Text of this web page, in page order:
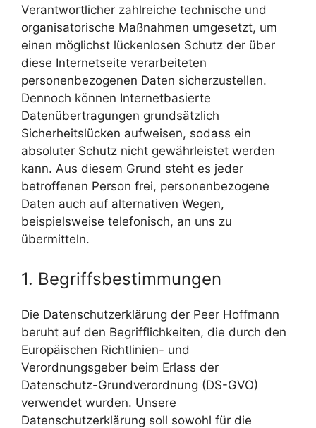
Verantwortlicher zahlreiche technische und
organisatorische Maßnahmen umgesetzt, um
einen möglichst lückenlosen Schutz der über
diese Internetseite verarbeiteten
personenbezogenen Daten sicherzustellen.
Dennoch können Internetbasierte
Datenübertragungen grundsätzlich
Sicherheitslücken aufweisen, sodass ein
absoluter Schutz nicht gewährleistet werden
kann. Aus diesem Grund steht es jeder
betroffenen Person frei, personenbezogene
Daten auch auf alternativen Wegen,
beispielsweise telefonisch, an uns zu
übermitteln.
1. Begriffsbestimmungen
Die Datenschutzerklärung der Peer Hoffmann
beruht auf den Begrifflichkeiten, die durch den
Europäischen Richtlinien- und
Verordnungsgeber beim Erlass der
Datenschutz-Grundverordnung (DS-GVO)
verwendet wurden. Unsere
Datenschutzerklärung soll sowohl für die